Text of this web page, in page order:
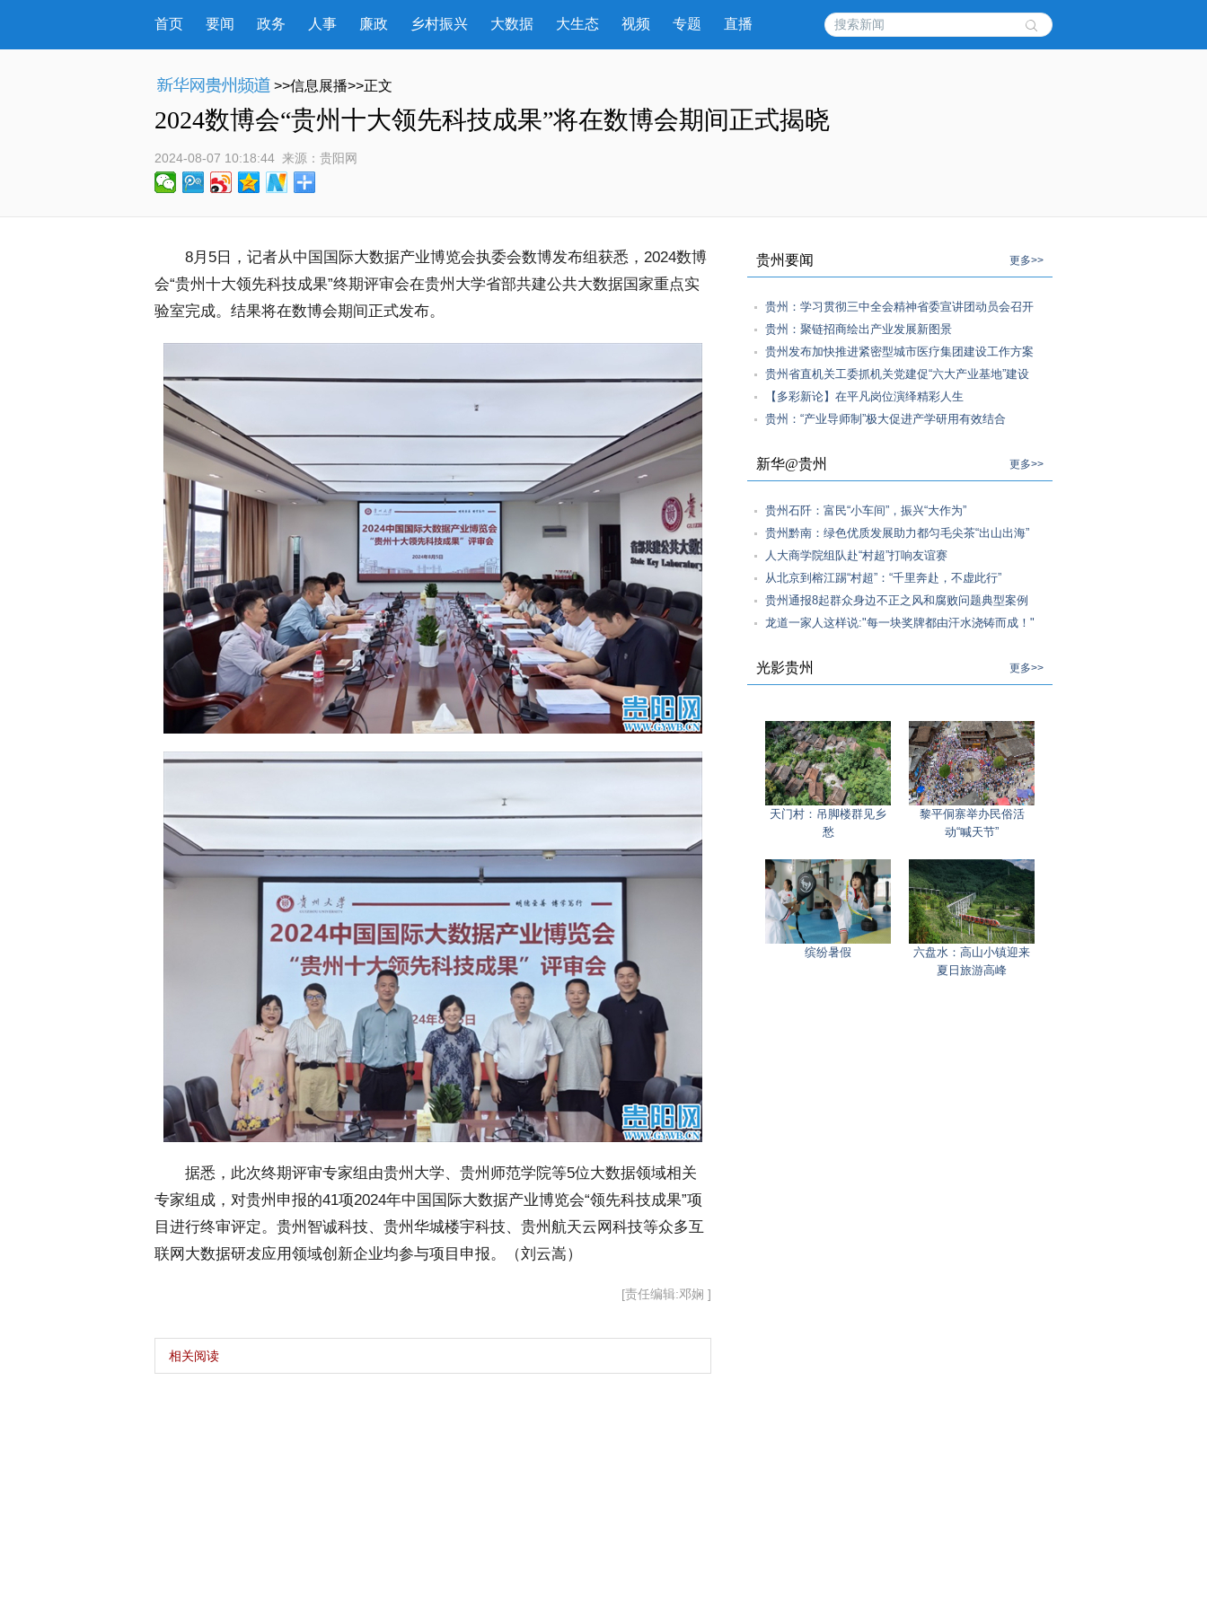
首页 要闻 政务 人事 廉政 乡村振兴 大数据 大生态 视频 专题 直播
>>信息展播>>正文
2024数博会“贵州十大领先科技成果”将在数博会期间正式揭晓
2024-08-07 10:18:44 来源： 贵阳网
8月5日，记者从中国国际大数据产业博览会执委会数博发布组获悉，2024数博
会“贵州十大领先科技成果”终期评审会在贵州大学省部共建公共大数据国家重点实
验室完成。结果将在数博会期间正式发布。
据悉，此次终期评审专家组由贵州大学、贵州师范学院等5位大数据领域相关
专家组成，对贵州申报的41项2024年中国国际大数据产业博览会“领先科技成果”项
目进行终审评定。贵州智诚科技、贵州华城楼宇科技、贵州航天云网科技等众多互
联网大数据研犮应用领域创新企业均参与项目申报。（刘云嵩）
[责任编辑:邓娴 ]
相关阅读
贵州要闻 更多>>
贵州：学习贯彻三中全会精神省委宣讲团动员会召开
贵州：聚链招商绘出产业发展新图景
贵州发布加快推进紧密型城市医疗集团建设工作方案
贵州省直机关工委抓机关党建促“六大产业基地”建设
【多彩新论】在平凡岗位演绎精彩人生
贵州：“产业导师制”极大促进产学研用有效结合
新华@贵州 更多>>
贵州石阡：富民“小车间”，振兴“大作为”
贵州黔南：绿色优质发展助力都匀毛尖茶“出山出海”
人大商学院组队赴“村超”打响友谊赛
从北京到榕江踢“村超”：“千里奔赴，不虚此行”
贵州通报8起群众身边不正之风和腐败问题典型案例
龙道一家人这样说:"每一块奖牌都由汗水浇铸而成！"
光影贵州 更多>>
天门村：吊脚楼群见乡
愁
黎平侗寨举办民俗活
动“喊天节”
缤纷暑假
六盘水：高山小镇迎来
夏日旅游高峰